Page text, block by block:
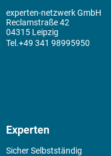
experten-netzwerk GmbH
Reclamstraße 42
04315 Leipzig
+49 341 98995950
Experten
Sicher Selbstständig